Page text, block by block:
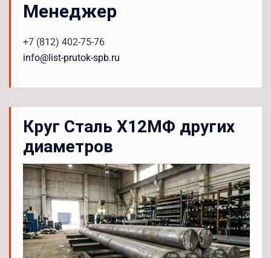
Менеджер
+7 (812) 402-75-76
info@list-prutok-spb.ru
Круг Сталь Х12МФ других
диаметров